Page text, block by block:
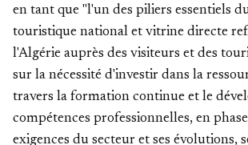
en tant que "l'un des piliers essentiels
touristique national et vitrine directe
l'Algérie auprès des visiteurs et des
sur la nécessité d'investir dans la
travers la formation continue et le
compétences professionnelles, en phase
exigences du secteur et ses évolutions,